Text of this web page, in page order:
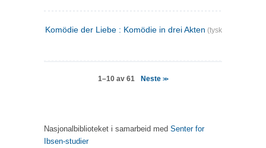
Komödie der Liebe : Komödie in drei Akten (tysk)
1–10 av 61 Neste>>
Nasjonalbiblioteket i samarbeid med Senter for
Ibsen-studier